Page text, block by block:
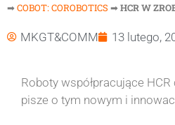
➡COBOT: COROBOTICS ➡HCR W
MKGT&COMM 13 lutego,
Roboty współpracujące
pisze o tym nowym i